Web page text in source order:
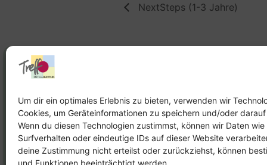
Um dir ein optimales Erlebnis zu bieten, verwenden wir
Cookies, um Geräteinformationen zu speichern und/oder
Wenn du diesen Technologien zustimmst, können wir Daten wie
Surfverhalten oder eindeutige IDs auf dieser Website
deine Zustimmung nicht erteilst oder zurückziehst, können
und Funktionen beeinträchtigt werden.
NextSteps (1-3 Jahre)
Stadtteilhaus
Tel.:09131-9232777
E-Mail: leitung@treffpunkt-
roethelheimpark.de
Tel.: Telefon:
E-Mail: